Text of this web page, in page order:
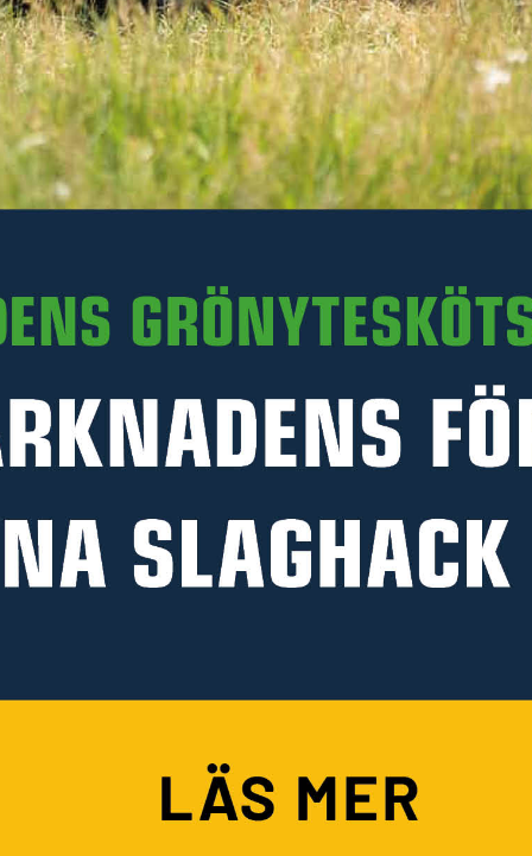
LÄGG I VARUKORGEN
Art. nr TV06PRO.003
PRODUKTINFORMATION
HANDLA PÅ KELLFRI